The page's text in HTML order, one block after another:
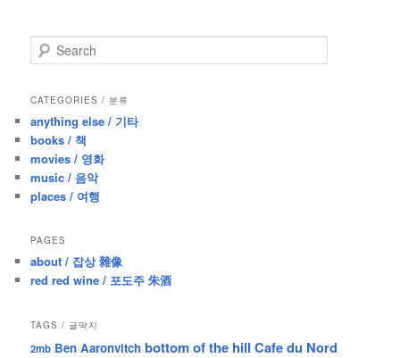
e
r
h
CATEGORIES / 분류
anything else / 기타
books / 책
movies / 영화
music / 음악
places / 여행
PAGES
about / 잡상 雜像
red red wine / 포도주 朱酒
TAGS / 글딱지
2mb Ben Aaronvitch bottom of the hill Cafe du Nord